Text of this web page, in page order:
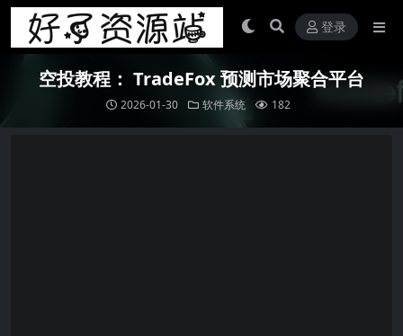
登录
空投教程： TradeFox 预测市场聚合平台
2026-01-30 软件系统 182